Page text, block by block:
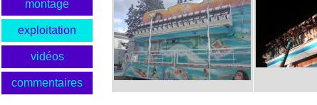
montage
exploitation
vidéos
commentaires